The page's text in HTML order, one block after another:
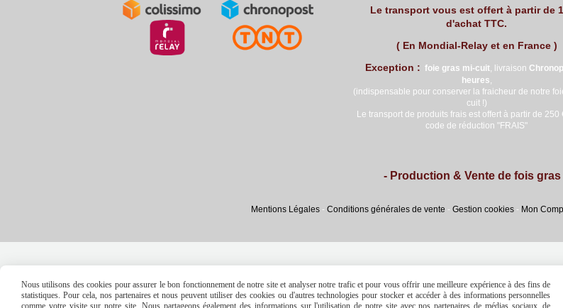
Le transport vous est offert à partir de
d'achat TTC.
( En Mondial-Relay et en France )
Exception : foie gras mi-cuit, livraison
heures,
(indispensable pour conserver la fraicheur de notre
cuit !)
Le transport de produits frais est offert à partir de 250
code de réduction "FRAIS"
- Production & Vente de fois gras
Mentions Légales Conditions générales de vente Gestion cookies Mon
Nous utilisons des cookies pour assurer le bon fonctionnement de notre site et analyser notre trafic et pour vous offrir une meilleure expérience à des fins de
statistiques. Pour cela, nos partenaires et nous peuvent utiliser des cookies ou d'autres technologies pour stocker et accéder à des informations personnelles
comme votre visite sur notre site. Nous partageons également des informations sur l'utilisation de notre site avec nos partenaires de médias sociaux, de